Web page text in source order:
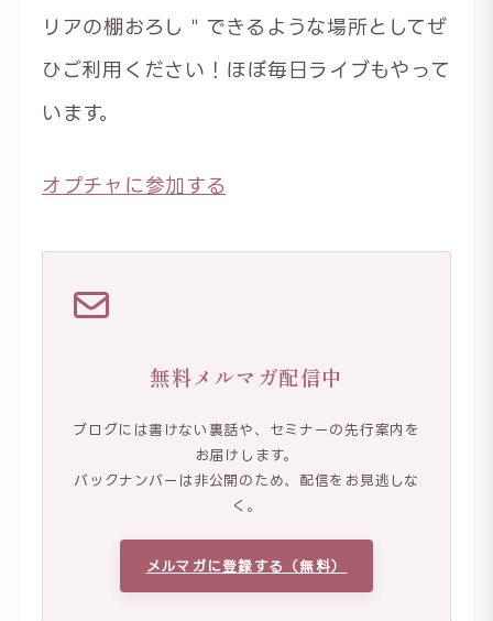
リアの棚おろし＂できるような場所としてぜ
ひご利用ください！ほぼ毎日ライブもやって
います。
オプチャに参加する
無料メルマガ配信中
ブログには書けない裏話や、セミナーの先行案内を
お届けします。
バックナンバーは非公開のため、配信をお見逃しな
く。
メルマガに登録する（無料）